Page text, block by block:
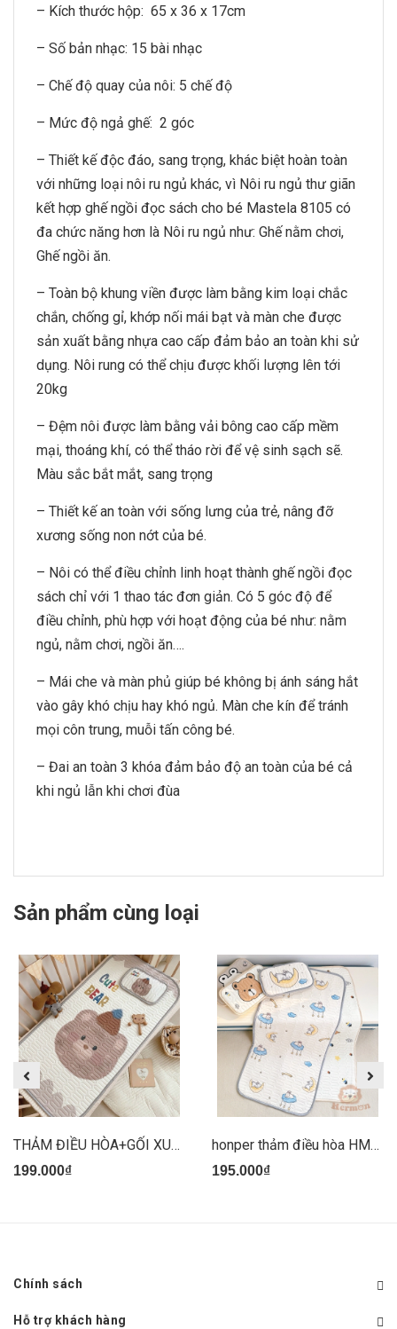
– Kích thước hộp: 65 x 36 x 17cm
– Số bản nhạc: 15 bài nhạc
– Chế độ quay của nôi: 5 chế độ
– Mức độ ngả ghế: 2 góc
– Thiết kế độc đáo, sang trọng, khác biệt hoàn toàn
với những loại nôi ru ngủ khác, vì Nôi ru ngủ thư giãn
kết hợp ghế ngồi đọc sách cho bé Mastela 8105 có
đa chức năng hơn là Nôi ru ngủ như: Ghế nằm chơi,
Ghế ngồi ăn.
– Toàn bộ khung viền được làm bằng kim loại chắc
chắn, chống gỉ, khớp nối mái bạt và màn che được
sản xuất bằng nhựa cao cấp đảm bảo an toàn khi sử
dụng. Nôi rung có thể chịu được khối lượng lên tới
20kg
– Đệm nôi được làm bằng vải bông cao cấp mềm
mại, thoáng khí, có thể tháo rời để vệ sinh sạch sẽ.
Màu sắc bắt mắt, sang trọng
– Thiết kế an toàn với sống lưng của trẻ, nâng đỡ
xương sống non nớt của bé.
– Nôi có thể điều chỉnh linh hoạt thành ghế ngồi đọc
sách chỉ với 1 thao tác đơn giản. Có 5 góc độ để
điều chỉnh, phù hợp với hoạt động của bé như: nằm
ngủ, nằm chơi, ngồi ăn….
– Mái che và màn phủ giúp bé không bị ánh sáng hắt
vào gây khó chịu hay khó ngủ. Màn che kín để tránh
mọi côn trung, muỗi tấn công bé.
– Đai an toàn 3 khóa đảm bảo độ an toàn của bé cả
khi ngủ lẫn khi chơi đùa
Sản phẩm cùng loại
THẢM ĐIỀU HÒA+GỐI XUÂT HÀN
199.000₫
honper thảm điều hòa HM2811
195.000₫
Chính sách
Hỗ trợ khách hàng